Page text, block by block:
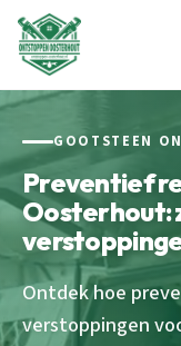
GOOTSTEEN
Preventief
Oosterhout:
Ontdek hoe
verstoppingen